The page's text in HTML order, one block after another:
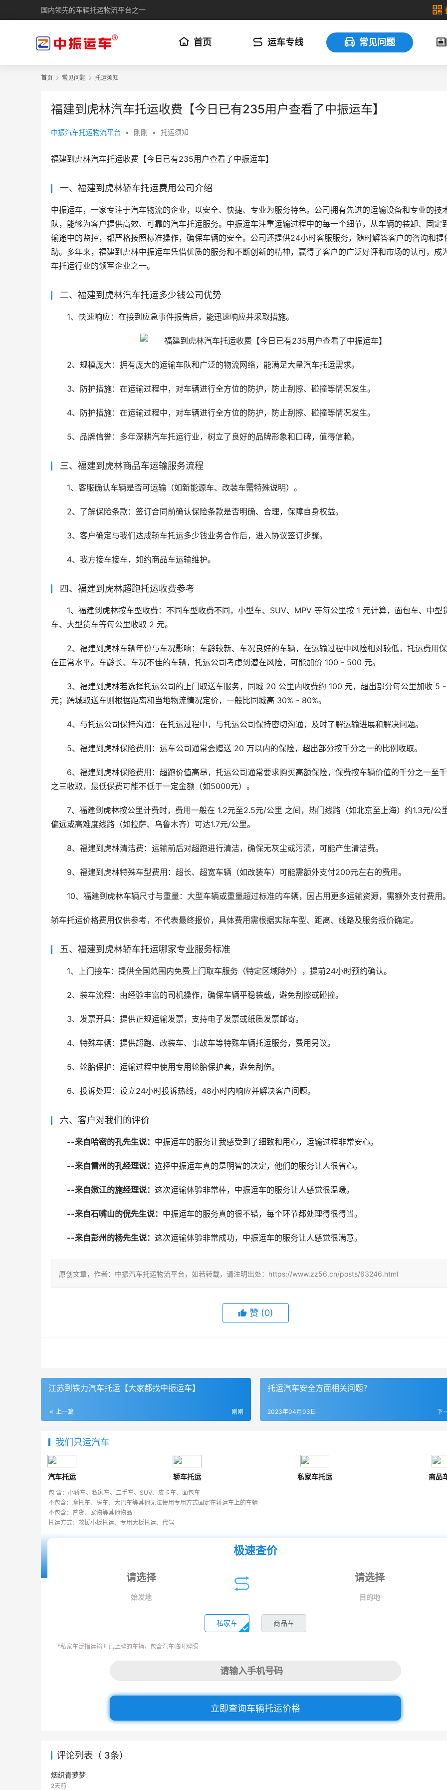
国内领先的车辆托运物流平台之一
首页 运车专线 常见问题
首页 常见问题 托运须知
福建到虎林汽车托运收费【今日已有235用户查看了中振运车】
中振汽车托运物流平台 • 刚刚 • 托运须知
福建到虎林汽车托运收费【今日已有235用户查看了中振运车】
一、福建到虎林轿车托运费用公司介绍
中振运车，一家专注于汽车物流的企业，以安全、快捷、专业为服务特色。公司拥有先进的运输设备和专业的技
队，能够为客户提供高效、可靠的汽车托运服务。中振运车注重运输过程中的每一个细节，从车辆的装卸、固定
输途中的监控，都严格按照标准操作，确保车辆的安全。公司还提供24小时客服服务，随时解答客户的咨询和提
助。多年来，福建到虎林中振运车凭借优质的服务和不断创新的精神，赢得了客户的广泛好评和市场的认可，成
车托运行业的领军企业之一。
二、福建到虎林汽车托运多少钱公司优势
1、快速响应：在接到应急事件报告后，能迅速响应并采取措施。
2、规模庞大：拥有庞大的运输车队和广泛的物流网络，能满足大量汽车托运需求。
3、防护措施：在运输过程中，对车辆进行全方位的防护，防止刮擦、碰撞等情况发生。
4、防护措施：在运输过程中，对车辆进行全方位的防护，防止刮擦、碰撞等情况发生。
5、品牌信誉：多年深耕汽车托运行业，树立了良好的品牌形象和口碑，值得信赖。
三、福建到虎林商品车运输服务流程
1、客服确认车辆是否可运输（如新能源车、改装车需特殊说明）。
2、了解保险条款：签订合同前确认保险条款是否明确、合理，保障自身权益。
3、客户确定与我们达成轿车托运多少钱业务合作后，进入协议签订步骤。
4、我方接车接车，如约商品车运输维护。
四、福建到虎林超跑托运收费参考
1、福建到虎林按车型收费：不同车型收费不同，小型车、SUV、MPV 等每公里按 1 元计算，面包车、中型
车、大型货车等每公里收取 2 元。
2、福建到虎林车辆年份与车况影响：车龄较新、车况良好的车辆，在运输过程中风险相对较低，托运费用
在正常水平。车龄长、车况不佳的车辆，托运公司考虑到潜在风险，可能加价 100 - 500 元。
3、福建到虎林若选择托运公司的上门取送车服务，同城 20 公里内收费约 100 元，超出部分每公里加收 5
元；跨城取送车则根据距离和当地物流情况定价，一般比同城高 30% - 80%。
4、与托运公司保持沟通：在托运过程中，与托运公司保持密切沟通，及时了解运输进展和解决问题。
5、福建到虎林保险费用：运车公司通常会赠送 20 万以内的保险，超出部分按千分之一的比例收取。
6、福建到虎林保险费用：超跑价值高昂，托运公司通常要求购买高额保险，保费按车辆价值的千分之一至
之三收取，最低保费可能不低于一定金额（如5000元）。
7、福建到虎林按公里计费时，费用一般在 1.2元至2.5元/公里 之间，热门线路（如北京至上海）约1.3元/公
偏远或高难度线路（如拉萨、乌鲁木齐）可达1.7元/公里。
8、福建到虎林清洁费：运输前后对超跑进行清洁，确保无灰尘或污渍，可能产生清洁费。
9、福建到虎林特殊车型费用：超长、超宽车辆（如改装车）可能需额外支付200元左右的费用。
10、福建到虎林车辆尺寸与重量：大型车辆或重量超过标准的车辆，因占用更多运输资源，需额外支付费用
轿车托运价格费用仅供参考，不代表最终报价，具体费用需根据实际车型、距离、线路及服务报价确定。
五、福建到虎林轿车托运哪家专业服务标准
1、上门接车：提供全国范围内免费上门取车服务（特定区域除外），提前24小时预约确认。
2、装车流程：由经验丰富的司机操作，确保车辆平稳装载，避免刮擦或碰撞。
3、发票开具：提供正规运输发票，支持电子发票或纸质发票邮寄。
4、特殊车辆：提供超跑、改装车、事故车等特殊车辆托运服务，费用另议。
5、轮胎保护：运输过程中使用专用轮胎保护套，避免刮伤。
6、投诉处理：设立24小时投诉热线，48小时内响应并解决客户问题。
六、客户对我们的评价
--来自哈密的孔先生说： 中振运车的服务让我感受到了细致和用心，运输过程非常安心。
--来自雷州的孔经理说： 选择中振运车真的是明智的决定，他们的服务让人很省心。
--来自嫩江的施经理说： 这次运输体验非常棒，中振运车的服务让人感觉很温暖。
--来自石嘴山的倪先生说： 中振运车的服务真的很不错，每个环节都处理得很得当。
--来自彭州的杨先生说： 这次运输体验非常成功，中振运车的服务让人感觉很满意。
原创文章，作者：中振汽车托运物流平台，如若转载，请注明出处：https://www.zz56.cn/posts/63246.html
赞 (0)
江苏到铁力汽车托运【大家都找中振运车】
上一篇 刚刚
托运汽车安全方面相关问题？
下
2023年04月03日
我们只运汽车
汽车托运 轿车托运 私家车托运 商品
包 含：小轿车、私家车、二手车、SUV、皮卡车、面包车
不包含：摩托车、房车、大巴车等其他无法使用专用方式固定在轿运车上的车辆
不包含：普货、宠物等其他物品
托运方式：救援小板托运、专用大板托运、代驾
极速查价
始发地 目的地
私家车 商品车
*私家车泛指运输时已上牌的车辆，包含汽车临时牌照
立即查询车辆托运价格
评论列表（ 3条）
烟织青萝梦
2天前